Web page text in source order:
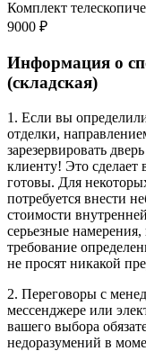
Комплект
9000 ₽
Информация о
(складская)
1. Если вы
отделки,
зарезервировать
клиенту! Это сделает
готовы. Для
потребуется внести
стоимости
серьезные
требование
не просят никакой
2. Переговоры с
мессенджере или
вашего выбора
недоразумений в